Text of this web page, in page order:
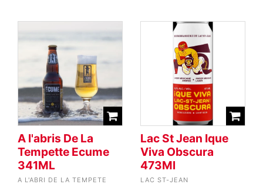
A l'abris De La
Tempette Ecume
341ML
A L'ABRI DE LA TEMPETE
Lac St Jean Ique
Viva Obscura
473Ml
LAC ST-JEAN